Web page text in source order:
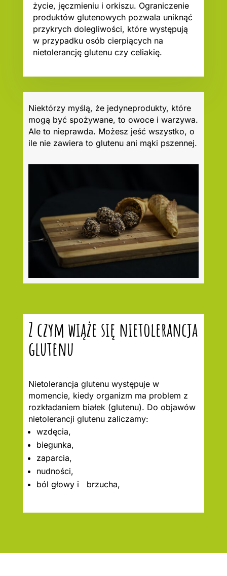
życie, jęczmieniu i orkiszu. Ograniczenie
produktów glutenowych pozwala uniknąć
przykrych dolegliwości, które występują
w przypadku osób cierpiących na
nietolerancję glutenu czy celiakię.
Niektórzy myślą, że jedyneprodukty, które
mogą być spożywane, to owoce i warzywa.
Ale to nieprawda. Możesz jeść wszystko, o
ile nie zawiera to glutenu ani mąki pszennej.
Z czym wiąże się nietolerancja
glutenu
Nietolerancja glutenu występuje w
momencie, kiedy organizm ma problem z
rozkładaniem białek (glutenu). Do objawów
nietolerancji glutenu zaliczamy:
wzdęcia,
biegunka,
zaparcia,
nudności,
ból głowy i brzucha,